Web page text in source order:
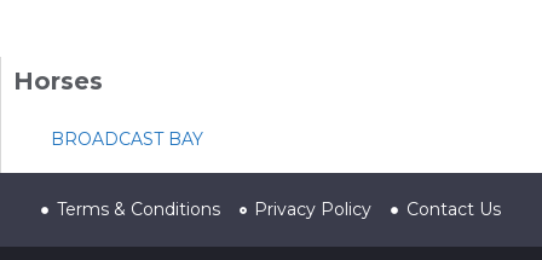
Horses
BROADCAST BAY
Terms & Conditions Privacy Policy Contact Us